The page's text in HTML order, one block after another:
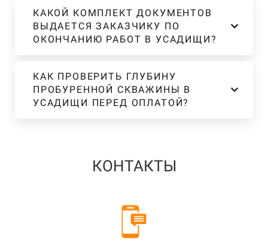
КАКОЙ КОМПЛЕКТ ДОКУМЕНТОВ
ВЫДАЕТСЯ ЗАКАЗЧИКУ ПО
ОКОНЧАНИЮ РАБОТ В УСАДИЩИ?
КАК ПРОВЕРИТЬ ГЛУБИНУ
ПРОБУРЕННОЙ СКВАЖИНЫ В
УСАДИЩИ ПЕРЕД ОПЛАТОЙ?
КОНТАКТЫ